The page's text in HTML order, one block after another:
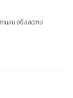
области